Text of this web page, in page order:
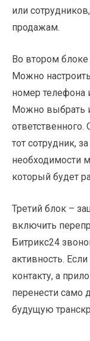
или
продажам.
Во втором
Можно
номер телефона
Можно выбрать
тот сотрудник,
необходимости
который будет
Третий блок –
включить
Битрикс24
активность.
контакту, а
перенести само
будущую